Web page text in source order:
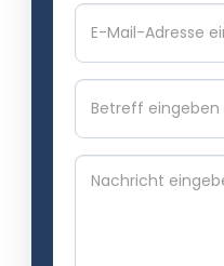
Das
ist
deine
Mail-
Adresse
Das
ist
deine
E-
Adresse